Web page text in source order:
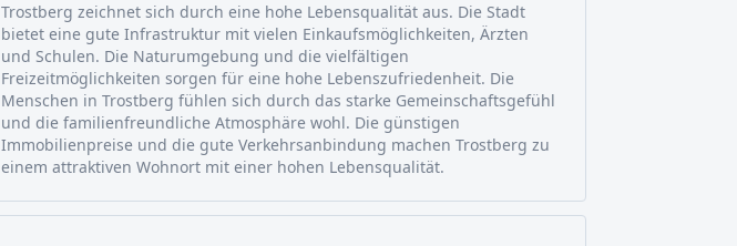
Trostberg zeichnet sich durch eine hohe Lebensqualität aus. Die Stadt
bietet eine gute Infrastruktur mit vielen Einkaufsmöglichkeiten, Ärzten
und Schulen. Die Naturumgebung und die vielfältigen
Freizeitmöglichkeiten sorgen für eine hohe Lebenszufriedenheit. Die
Menschen in Trostberg fühlen sich durch das starke Gemeinschaftsgefühl
und die familienfreundliche Atmosphäre wohl. Die günstigen
Immobilienpreise und die gute Verkehrsanbindung machen Trostberg zu
einem attraktiven Wohnort mit einer hohen Lebensqualität.